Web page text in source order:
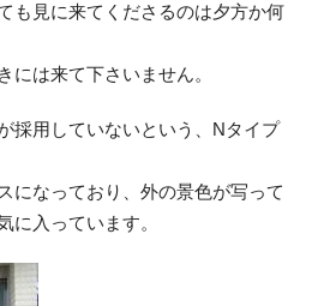
も見に来てくださるのは夕方か何
には来て下さいません。
採用していないという、Nタイプ
になっており、外の景色が写って
に入っています。